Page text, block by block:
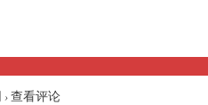
› 查看评论